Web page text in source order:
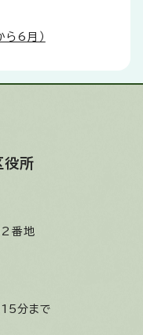
6月）
役所
番地
分まで